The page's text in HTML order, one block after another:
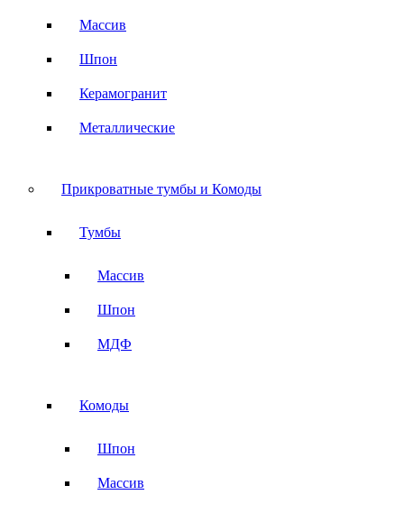
Массив
Шпон
Керамогранит
Металлические
Прикроватные тумбы и Комоды
Тумбы
Массив
Шпон
МДФ
Комоды
Шпон
Массив